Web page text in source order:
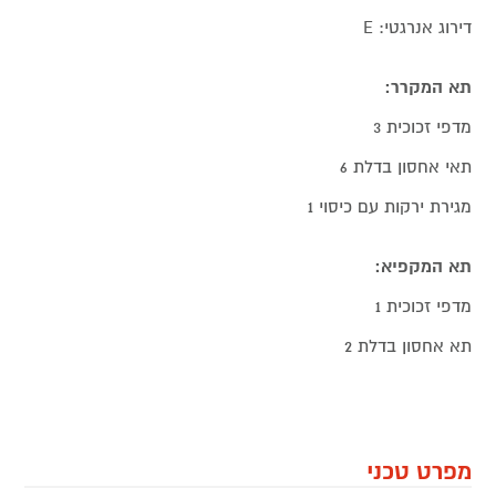
דירוג אנרגטי: E
תא המקרר:
מדפי זכוכית 3
תאי אחסון בדלת 6
מגירת ירקות עם כיסוי 1
תא המקפיא:
מדפי זכוכית 1
תא אחסון בדלת 2
מפרט טכני